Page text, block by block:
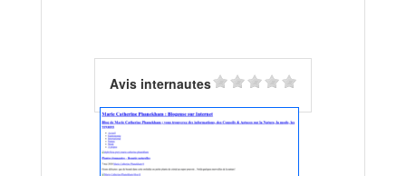
Avis internautes